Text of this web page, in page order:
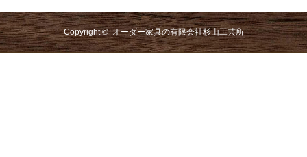
Copyright ©オーダー家具の有限会社杉山工芸所